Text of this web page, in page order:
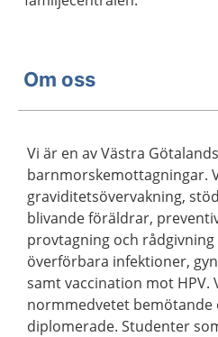
Om oss
Vi är en av Västra
barnmorskemottagningar.
graviditetsövervakning,
blivande föräldrar,
provtagning och
överförbara infektioner,
samt vaccination mot HPV.
normmedvetet bemötande
diplomerade. Studenter